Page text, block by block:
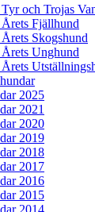
Tyr och Trojas
Årets Fjällhund
Skogshund
Årets Unghund
Årets
2025
2021
2020
2019
2018
2017
2016
2015
2014